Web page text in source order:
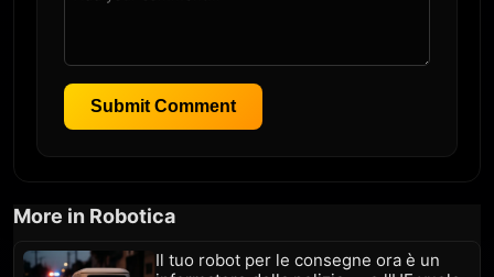
Submit Comment
More in Robotica
Il tuo robot per le consegne ora è un